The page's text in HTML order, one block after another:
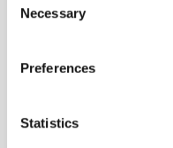
Selection
Necessary
Preferences
Statistics